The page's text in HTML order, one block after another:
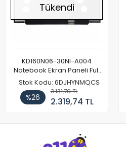
Tükendi
KD160N06-30NI-A004
Notebook Ekran Paneli Full
HD
Stok Kodu: 6DJHYNMQCS
%26
3.131,70 TL
2.319,74 TL